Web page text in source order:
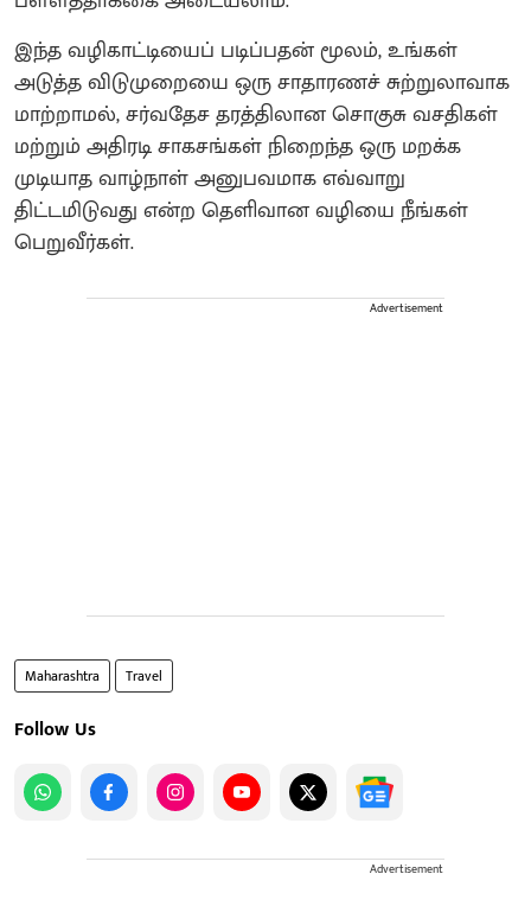
இந்த வழிகாட்டியைப் படிப்பதன் மூலம், உங்கள்
அடுத்த விடுமுறையை ஒரு சாதாரணச் சுற்றுலாவாக
மாற்றாமல், சர்வதேச தரத்திலான சொகுசு வசதிகள்
மற்றும் அதிரடி சாகசங்கள் நிறைந்த ஒரு மறக்க
முடியாத வாழ்நாள் அனுபவமாக எவ்வாறு
திட்டமிடுவது என்ற தெளிவான வழியை நீங்கள்
பெறுவீர்கள்.
Advertisement
Maharashtra Travel
Follow Us
Advertisement